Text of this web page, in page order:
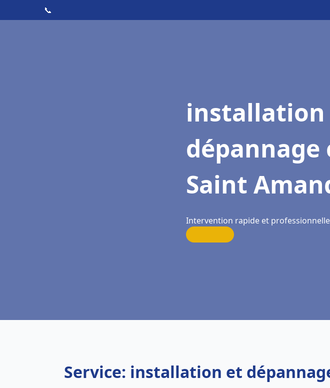
📞
installation
dépannage
Saint
Intervention rapide et professionnelle
Service: installation et